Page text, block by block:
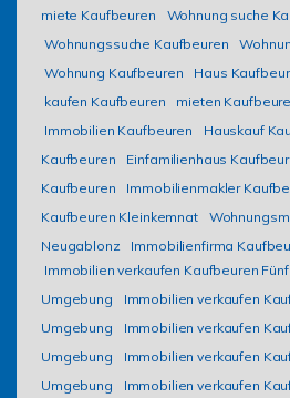
miete Kaufbeuren
Wohnung suche
Wohnungssuche Kaufbeuren
Wohnung Kaufbeuren
Haus
kaufen Kaufbeuren
mieten
Immobilien Kaufbeuren
Hauskauf
Kaufbeuren
Einfamilienhaus
Kaufbeuren
Immobilienmakler
Kaufbeuren Kleinkemnat
Neugablonz
Immobilienfirma
Immobilien verkaufen Kaufbeuren
Umgebung
Immobilien verkaufen
Umgebung
Immobilien verkaufen
Umgebung
Immobilien verkaufen
Umgebung
Immobilien verkaufen